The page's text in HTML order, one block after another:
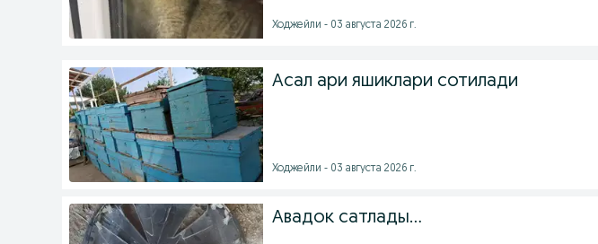
Ходжейли - 03 августа 2026 г.
Асал ари яшиклари сотилади
Ходжейли - 03 августа 2026 г.
Авадок сатлады...